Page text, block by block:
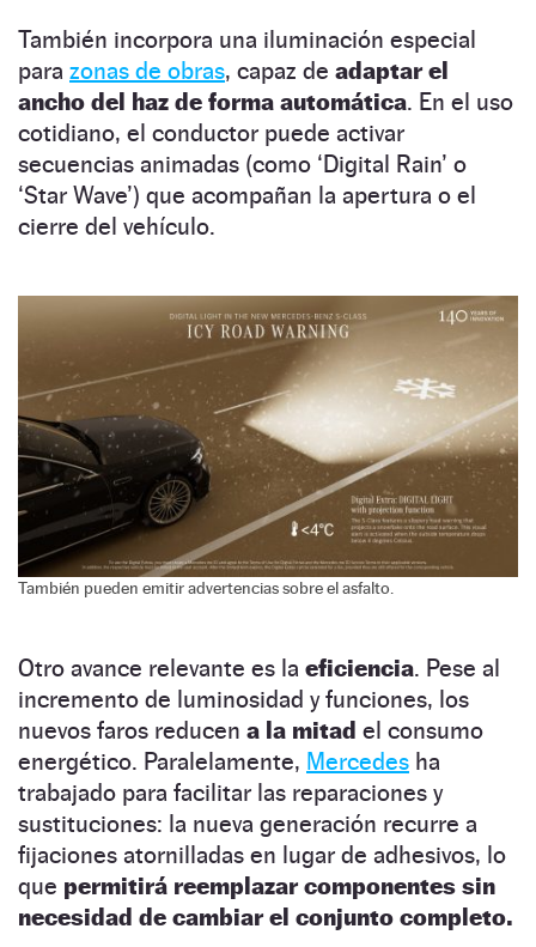
También incorpora una iluminación especial
para zonas de obras, capaz de adaptar el
ancho del haz de forma automática. En el uso
cotidiano, el conductor puede activar
secuencias animadas (como ‘Digital Rain’ o
‘Star Wave’) que acompañan la apertura o el
cierre del vehículo.
También pueden emitir advertencias sobre el asfalto.
Otro avance relevante es la eficiencia. Pese al
incremento de luminosidad y funciones, los
nuevos faros reducen a la mitad el consumo
energético. Paralelamente, Mercedes ha
trabajado para facilitar las reparaciones y
sustituciones: la nueva generación recurre a
fijaciones atornilladas en lugar de adhesivos, lo
que permitirá reemplazar componentes sin
necesidad de cambiar el conjunto completo.